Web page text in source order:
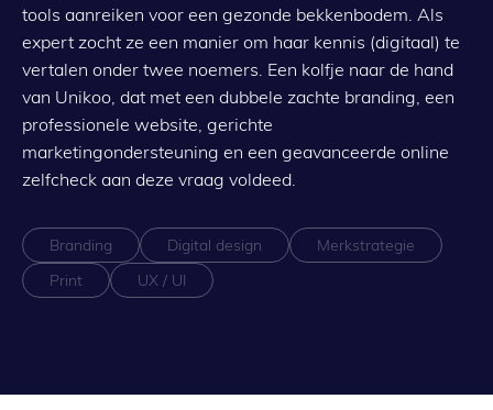
Branding Digital design
Merkstrategie
Print
UX / UI
tools aanreiken voor een gezonde bekkenbodem. Als
expert zocht ze een manier om haar kennis (digitaal) te
vertalen onder twee noemers. Een kolfje naar de hand
van Unikoo, dat met een dubbele zachte branding, een
professionele website, gerichte
marketingondersteuning en een geavanceerde online
zelfcheck aan deze vraag voldeed.